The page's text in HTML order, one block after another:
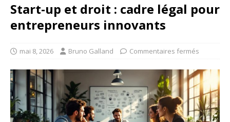
Start-up et droit : cadre légal pour
entrepreneurs innovants
mai 8, 2026 Bruno Galland Commentaires fermés